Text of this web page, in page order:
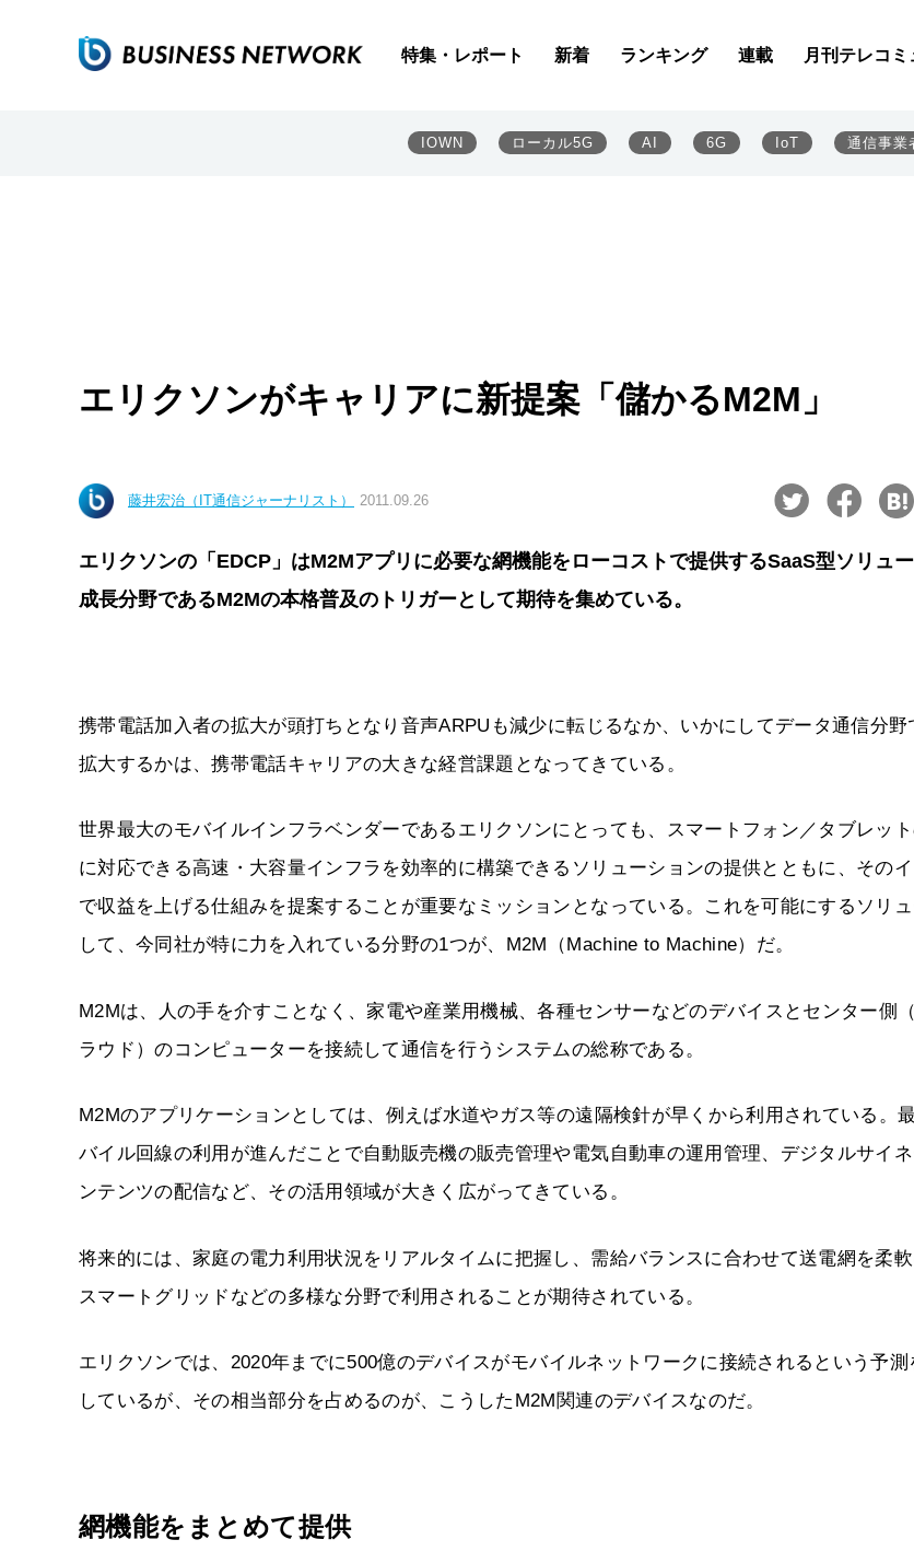
特集・レポート 新着 ランキング 連載 月刊テレコ
IOWN ローカル5G AI 6G IoT 通信事業
エリクソンがキャリアに新提案「儲かるM2M」
藤井宏治（IT通信ジャーナリスト） 2011.09.26
エリクソンの「EDCP」はM2Mアプリに必要な網機能をローコストで提供するSaaS型ソリュー
成長分野であるM2Mの本格普及のトリガーとして期待を集めている。
携帯電話加入者の拡大が頭打ちとなり音声ARPUも減少に転じるなか、いかにしてデータ通信分野
拡大するかは、携帯電話キャリアの大きな経営課題となってきている。
世界最大のモバイルインフラベンダーであるエリクソンにとっても、スマートフォン／タブレッ
に対応できる高速・大容量インフラを効率的に構築できるソリューションの提供とともに、その
で収益を上げる仕組みを提案することが重要なミッションとなっている。これを可能にするソリ
して、今同社が特に力を入れている分野の1つが、M2M（Machine to Machine）だ。
M2Mは、人の手を介すことなく、家電や産業用機械、各種センサーなどのデバイスとセンター側
ラウド）のコンピューターを接続して通信を行うシステムの総称である。
M2Mのアプリケーションとしては、例えば水道やガス等の遠隔検針が早くから利用されている。
バイル回線の利用が進んだことで自動販売機の販売管理や電気自動車の運用管理、デジタルサイ
ンテンツの配信など、その活用領域が大きく広がってきている。
将来的には、家庭の電力利用状況をリアルタイムに把握し、需給バランスに合わせて送電網を柔
スマートグリッドなどの多様な分野で利用されることが期待されている。
エリクソンでは、2020年までに500億のデバイスがモバイルネットワークに接続されるという予測
しているが、その相当部分を占めるのが、こうしたM2M関連のデバイスなのだ。
網機能をまとめて提供